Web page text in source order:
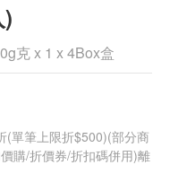
克 x 1 x 4Box盒
(單筆上限折$500)(部分商
購/折價券/折扣碼併用)離